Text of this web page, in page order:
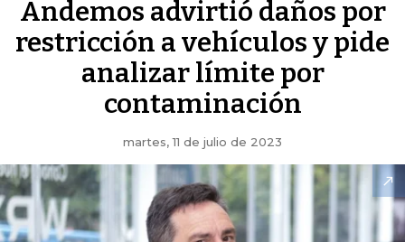
Andemos advirtió daños por
restricción a vehículos y pide
analizar límite por
contaminación
martes, 11 de julio de 2023